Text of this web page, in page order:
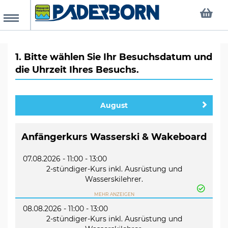
BoardKurse
dates
1. Bitte wählen Sie Ihr Besuchsdatum und
die Uhrzeit Ihres Besuchs.
August
Anfängerkurs Wasserski & Wakeboard
07.08.2026 - 11:00 - 13:00
2-stündiger-Kurs inkl. Ausrüstung und
Wasserskilehrer.
Übungsbahn statt, in der zweiten Stunde geht es
unter Anleitung auf die große Bahn in den
öffentlichen Betrieb bei reduzierter
MEHR ANZEIGEN
08.08.2026 - 11:00 - 13:00
2-stündiger-Kurs inkl. Ausrüstung und